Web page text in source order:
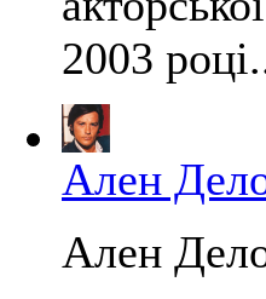
2003
Ален
Ален